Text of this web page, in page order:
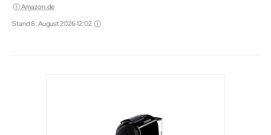
Amazon.de
Stand 8. August 2026 12:02